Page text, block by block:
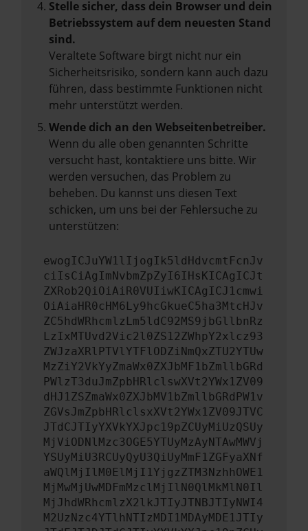
Stelle sicher, dass dein Browser und dein
Betriebssystem auf dem neuesten Stand
sind.
Veraltete Software birgt nicht nur ein
Sicherheitsrisiko, sondern kann auch dazu
führen, dass bestimmte Funktionen nicht
mehr unterstützt werden.
Wende dich an den Webseitenbetreiber.
Wenn du alle oben genannten Schritte
versucht hast, kontaktiere uns bitte. Wir
werden versuchen, das Problem zu
beheben. Du kannst uns diesen Text
schicken, um uns bei der Fehlersuche zu
unterstützen:
ewogICJuYW1lIjogIk5ldHdvcmtFcnJv
ciIsCiAgImNvbmZpZyI6IHsKICAgICJt
ZXRob2QiOiAiR0VUIiwKICAgICJ1cmwi
OiAiaHR0cHM6Ly9hcGkueC5ha3MtcHJv
ZC5hdWRhcmlzLm5ldC92MS9jbGllbnRz
LzIxMTUvd2Vic2l0ZS12ZWhpY2xlcz93
ZWJzaXRlPTVlYTFlODZiNmQxZTU2YTUw
MzZiY2VkYyZmaWx0ZXJbMF1bZmllbGRd
PWlzT3duJmZpbHRlclswXVt2YWx1ZV09
dHJ1ZSZmaWx0ZXJbMV1bZmllbGRdPW1v
ZGVsJmZpbHRlclsxXVt2YWx1ZV09JTVC
JTdCJTIyYXVkYXJpc19pZCUyMiUzQSUy
MjViODNlMzc3OGE5YTUyMzAyNTAwMWVj
YSUyMiU3RCUyQyU3QiUyMmF1ZGFyaXNf
aWQlMjIlM0ElMjI1YjgzZTM3NzhhOWE1
MjMwMjUwMDFmMzclMjIlN0QlMkMlN0Il
MjJhdWRhcmlzX2lkJTIyJTNBJTIyNWI4
M2UzNzc4YTlhNTIzMDI1MDAyMDE1JTIy